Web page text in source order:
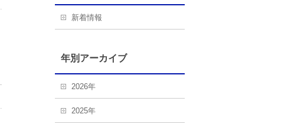
新着情報
年別アーカイブ
2026年
2025年